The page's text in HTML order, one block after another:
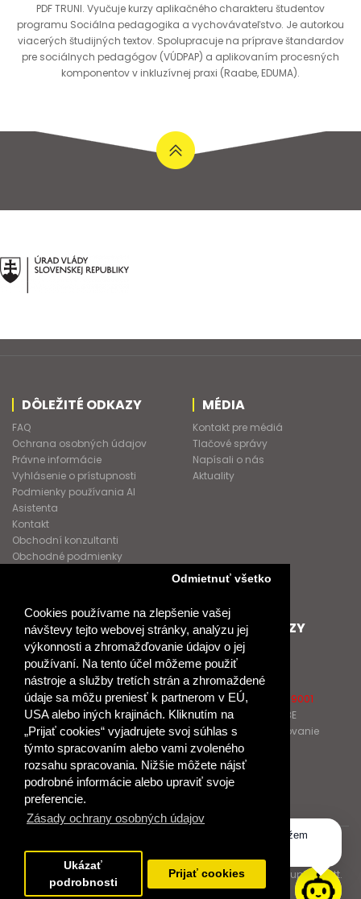
Cookies používame na zlepšenie vašej
návštevy tejto webovej stránky, analýzu jej
výkonnosti a zhromažďovanie údajov o jej
používaní. Na tento účel môžeme použiť
nástroje a služby tretích strán a zhromaždené
údaje sa môžu preniesť k partnerom v EÚ,
USA alebo iných krajinách. Kliknutím na
„Prijať cookies“ vyjadrujete svoj súhlas s
týmto spracovaním alebo vami zvoleného
rozsahu spracovania. Nižšie môžete nájsť
podrobné informácie alebo upraviť svoje
preferencie.
Zásady ochrany osobných údajov
Odmietnuť všetko
Ukázať
podrobnosti
Prijať cookies
PDF TRUNI. Vyučuje kurzy aplikačného charakteru študentov
programu Sociálna pedagogika a vychovávateľstvo. Je autorkou
viacerých študijných textov. Spolupracuje na príprave štandardov
pre sociálnych pedagógov (VÚDPAP) a aplikovaním procesných
komponentov v inkluzívnej praxi (Raabe, EDUMA).
DÔLEŽITÉ ODKAZY
FAQ
Ochrana osobných údajov
Právne informácie
Vyhlásenie o prístupnosti
Podmienky používania AI
Asistenta
Kontakt
Obchodní konzultanti
Obchodné podmienky
MÉDIA
Kontakt pre médiá
Tlačové správy
Napísali o nás
Aktuality
SPOLUPRACUJEME
Podporujeme
Naše projekty
Spolupracujeme
Pošlite nám správu
ĎALŠIE ODKAZY
O Raabe
O Klett
Naši autori
Certifikát kvality ISO 9001
Klientska zóna RAABE
Katalógy na prelistovanie
NÁKUP
Odstúpiť od zmluvy
© 2017 Dr. Josef Raabe Slovensko, s.r.o.
Dr. Josef Raabe Slovensko, s.r.o., člen medzinárodnej skupiny Klett.
Spoločne ku kvalitnému vzdelávaniu.
Dobrý deň, ako vám môžem